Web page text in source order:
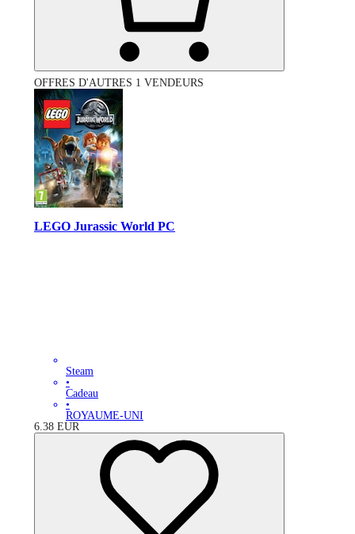
OFFRES D'AUTRES 1 VENDEURS
LEGO Jurassic World PC
Steam
•
Cadeau
•
ROYAUME-UNI
6.38 EUR